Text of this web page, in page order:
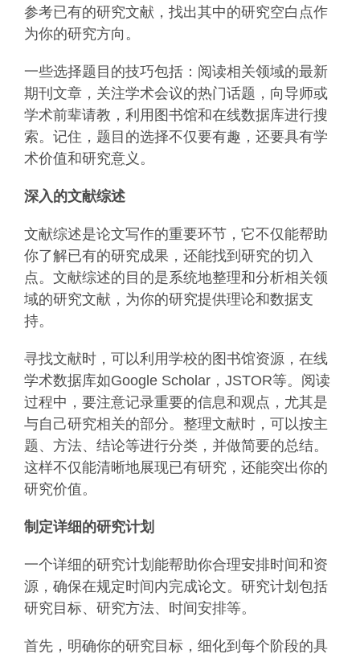
参考已有的研究文献，找出其中的研究空白点作
为你的研究方向。
一些选择题目的技巧包括：阅读相关领域的最新
期刊文章，关注学术会议的热门话题，向导师或
学术前辈请教，利用图书馆和在线数据库进行搜
索。记住，题目的选择不仅要有趣，还要具有学
术价值和研究意义。
深入的文献综述
文献综述是论文写作的重要环节，它不仅能帮助
你了解已有的研究成果，还能找到研究的切入
点。文献综述的目的是系统地整理和分析相关领
域的研究文献，为你的研究提供理论和数据支
持。
寻找文献时，可以利用学校的图书馆资源，在线
学术数据库如Google Scholar，JSTOR等。阅读
过程中，要注意记录重要的信息和观点，尤其是
与自己研究相关的部分。整理文献时，可以按主
题、方法、结论等进行分类，并做简要的总结。
这样不仅能清晰地展现已有研究，还能突出你的
研究价值。
制定详细的研究计划
一个详细的研究计划能帮助你合理安排时间和资
源，确保在规定时间内完成论文。研究计划包括
研究目标、研究方法、时间安排等。
首先，明确你的研究目标，细化到每个阶段的具